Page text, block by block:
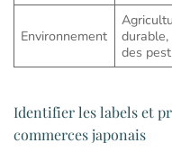
Environnement
des
Identifier les labels et
commerces japonais